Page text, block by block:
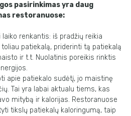
pasirinkimas yra daug
restoranuose:
renkantis: iš pradžių reikia
patiekalą, priderinti tą patiekalą
ir t.t. Nuolatinis poreikis rinktis
apie patiekalo sudėtį, jo maistinę
Tai yra labai aktualu tiems, kas
mitybą ir kalorijas. Restoranuose
tikslų patiekalų kaloringumą, taip